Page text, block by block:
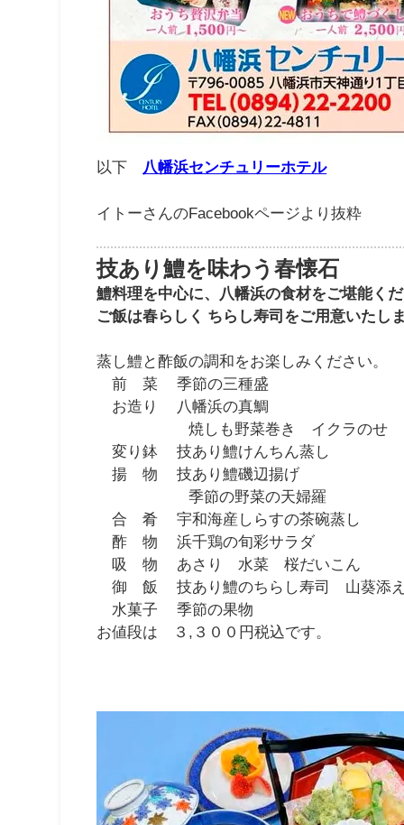
以下 八幡浜センチュリーホテル
イトーさんのFacebookページより抜粋
技あり鱧を味わう春懐石
鱧料理を中心に、八幡浜の食材をご堪能く
ご飯は春らしく ちらし寿司をご用意いたし
蒸し鱧と酢飯の調和をお楽しみください。
前 菜 季節の三種盛
お造り 八幡浜の真鯛
焼しも野菜巻き イクラのせ
変り鉢 技あり鱧けんちん蒸し
揚 物 技あり鱧磯辺揚げ
季節の野菜の天婦羅
合 肴 宇和海産しらすの茶碗蒸し
酢 物 浜千鶏の旬彩サラダ
吸 物 あさり 水菜 桜だいこん
御 飯 技あり鱧のちらし寿司 山葵添
水菓子 季節の果物
お値段は ３,３００円税込です。